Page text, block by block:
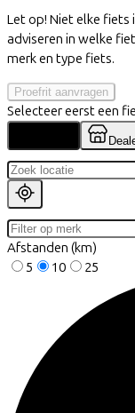
Let op! Niet elke fiets
adviseren in welke
merk en type fiets.
Proefrit aanvragen
Selecteer eerst een
Afstanden (km)
5
10 25